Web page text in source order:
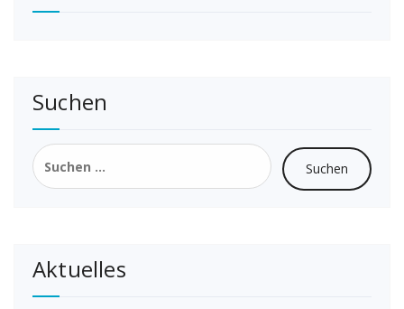
Suchen
Suchen
nach:
Aktuelles